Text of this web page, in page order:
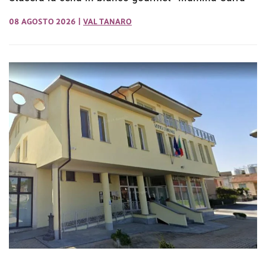
08 AGOSTO 2026 VAL TANARO